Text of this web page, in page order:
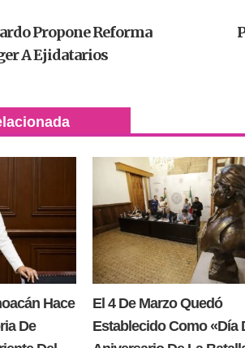
Propone Reforma
A Ejidatarios
Hace
De
El 4 De Marzo Quedó
Establecido Como «Día